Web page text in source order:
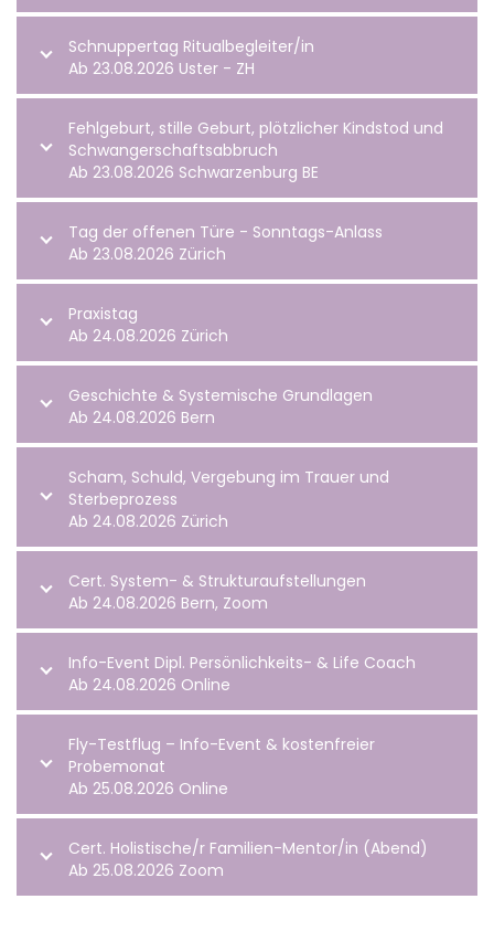
Schnuppertag Ritualbegleiter/in
Ab 23.08.2026 Uster - ZH
Fehlgeburt, stille Geburt, plötzlicher Kindstod und
Schwangerschaftsabbruch
Ab 23.08.2026 Schwarzenburg BE
Tag der offenen Türe - Sonntags-Anlass
Ab 23.08.2026 Zürich
Praxistag
Ab 24.08.2026 Zürich
Geschichte & Systemische Grundlagen
Ab 24.08.2026 Bern
Scham, Schuld, Vergebung im Trauer und
Sterbeprozess
Ab 24.08.2026 Zürich
Cert. System- & Strukturaufstellungen
Ab 24.08.2026 Bern, Zoom
Info-Event Dipl. Persönlichkeits- & Life Coach
Ab 24.08.2026 Online
Fly-Testflug – Info-Event & kostenfreier
Probemonat
Ab 25.08.2026 Online
Cert. Holistische/r Familien-Mentor/in (Abend)
Ab 25.08.2026 Zoom